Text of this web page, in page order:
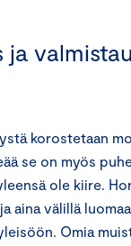
ja
korostetaan
se on myös
ole kiire.
aina välillä
Omia